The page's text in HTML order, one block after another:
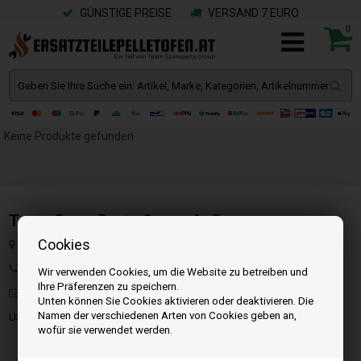
Cookies
Wir verwenden Cookies, um die Website zu betreiben und
Ihre Präferenzen zu speichern.
Unten können Sie Cookies aktivieren oder deaktivieren. Die
Namen der verschiedenen Arten von Cookies geben an,
wofür sie verwendet werden.
GÜNSTIGE PREISE VERSAND 7 EURO
0
Keine Produkte gefunden
Team SpareParts Group ApS
Klejsgaardvej 19A, Dk-7130 Juelsminde, Dänemark
Tel: +49 40 299 99274
Mail:info@ersatzteilepelletofen.at
USt-IdNr. : DK-35862803